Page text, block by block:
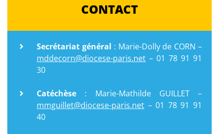
CONTACT
Secrétariat général : Marie-Dolly de CORN –
mddecorn@diocese-paris.net – 01 78 91 91
30
Catéchèse : Marie-Mathilde GUILLET –
mmguillet@diocese-paris.net – 01 78 91 91
40